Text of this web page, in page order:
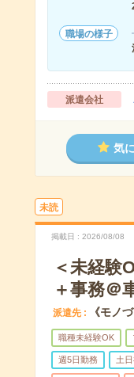
職場の様子
派遣会社
気
未読
掲載日 2026/08/08
＜未経験
＋事務＠
派遣先 《モノ
職種未経験OK
週5日勤務 土